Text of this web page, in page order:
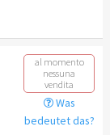
al momento
nessuna
vendita
Was
bedeutet das?